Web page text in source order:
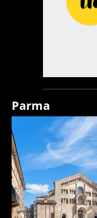
Parma